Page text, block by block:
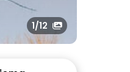
1/12